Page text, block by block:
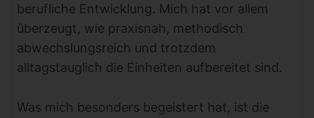
berufliche Entwicklung. Mich hat vor allem
überzeugt, wie praxisnah, methodisch
abwechslungsreich und trotzdem
alltagstauglich die Einheiten aufbereitet sind.
Was mich besonders begeistert hat, ist die